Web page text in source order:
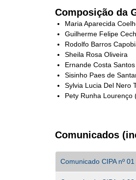
Composição da
Maria Aparecida
Guilherme Felipe
Rodolfo Barros
Sheila Rosa Oliveira
Ernande Costa Santos
Sisinho Paes de
Sylvia Lucia Del Nero
Pety Runha Lourenço
Comunicados
Comunicado CIPA nº